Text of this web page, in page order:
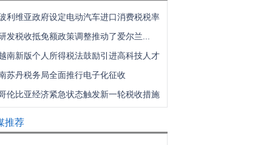
利维亚政府设定电动汽车进口消费税税率
发税收抵免额政策调整推动了爱尔兰...
南新版个人所得税法鼓励引进高科技人才
苏丹税务局全面推行电子化征收
伦比亚经济紧急状态触发新一轮税收措施
推荐